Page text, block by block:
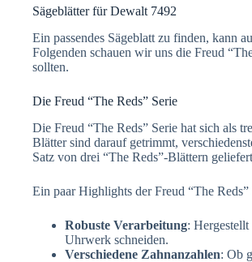
Sägeblätter für Dewalt 7492
Ein passendes Sägeblatt zu finden, kann
Folgenden schauen wir uns die Freud
sollten.
Die Freud “The Reds” Serie
Die Freud “The Reds” Serie hat sich als
Blätter sind darauf getrimmt,
Satz von drei “The Reds”-Blättern
Ein paar Highlights der Freud “The Reds”
Robuste Verarbeitung:
Uhrwerk schneiden.
Verschiedene Zahnanzahlen: Ob